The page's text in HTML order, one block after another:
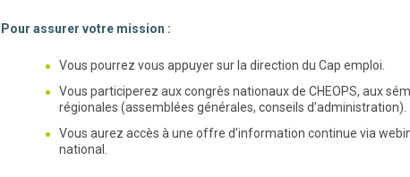
Pour assurer votre mission :
Vous pourrez vous appuyer sur la direction du Cap emploi.
Vous participerez aux congrès nationaux de CHEOPS, aux
régionales (assemblées générales, conseils d’administration).
Vous aurez accès à une offre d’information continue via
national.